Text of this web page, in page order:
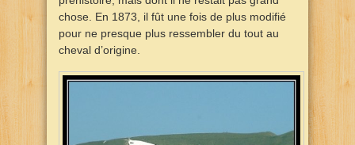
chose. En 1873, il fût une fois de plus modifié
pour ne presque plus ressembler du tout au
cheval d’origine.